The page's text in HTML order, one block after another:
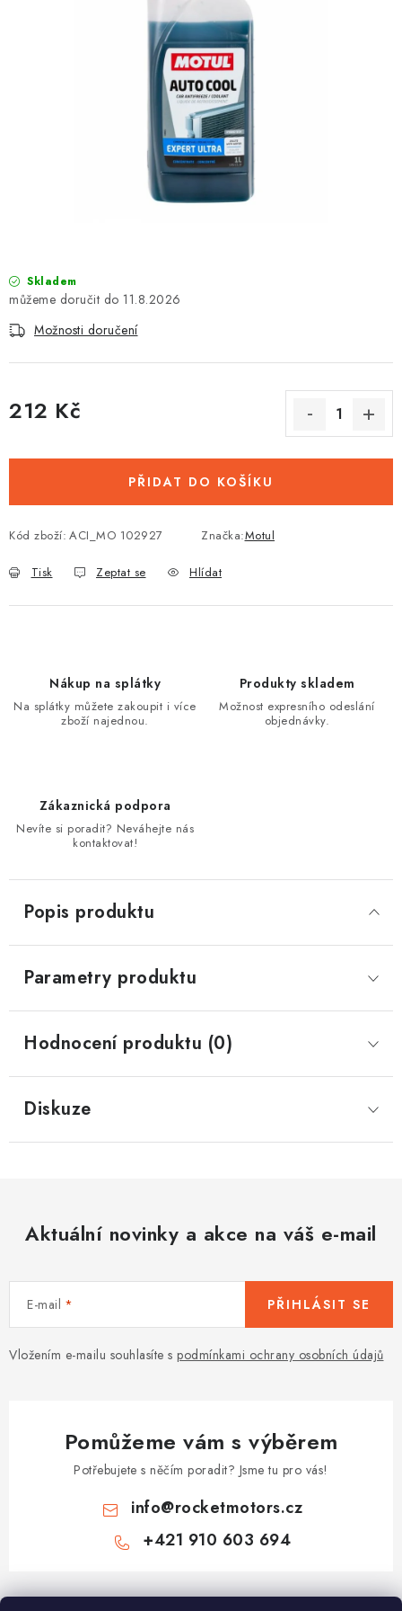
Podmínky ochrany osobních údajů
Skladem
11.8.2026
Možnosti doručení
212 Kč
PŘIDAT DO KOŠÍKU
Kód zboží: ACI_MO 102927 Značka:Motul
Tisk Zeptat se Hlídat
Nákup na splátky
Na splátky můžete zakoupit i více
zboží najednou.
Produkty skladem
Možnost expresního odeslání
objednávky.
Zákaznická podpora
Nevíte si poradit? Neváhejte nás
kontaktovat!
Popis produktu
Parametry produktu
Hodnocení produktu (0)
Diskuze
Aktuální novinky a akce na váš e-mail
E-mail
Vložením e-mailu souhlasíte s podmínkami ochrany osobních údajů
PŘIHLÁSIT SE
Pomůžeme vám s výběrem
Potřebujete s něčím poradit? Jsme tu pro vás!
info@rocketmotors.cz
+421 910 603 694
Z